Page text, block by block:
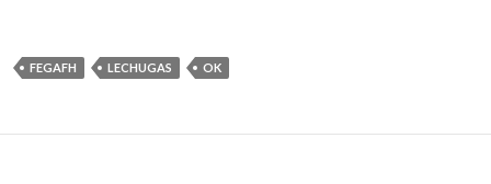
FEGAFH LECHUGAS OK